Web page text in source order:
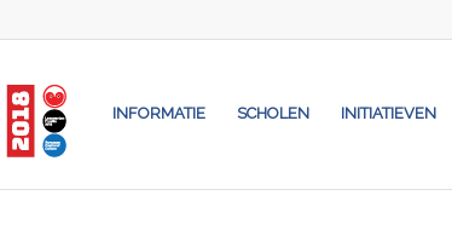
INFORMATIE SCHOLEN INITIATIEVEN